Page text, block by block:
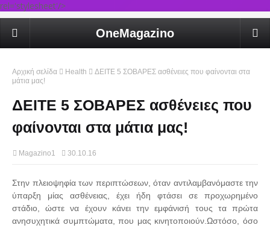
rel='stylesheet'/>
OneMagazino
Αρχική σελίδα Health
ΔΕΙΤΕ 5 ΣΟΒΑΡΕΣ ασθένειες που φαίνονται στα
μάτια μας!
ΔΕΙΤΕ 5 ΣΟΒΑΡΕΣ ασθένειες που
φαίνονται στα μάτια μας!
Magazino1 30.10.16
Στην πλειοψηφία των περιπτώσεων, όταν αντιλαμβανόμαστε την
ύπαρξη μίας ασθένειας, έχει ήδη φτάσει σε προχωρημένο
στάδιο, ώστε να έχουν κάνει την εμφάνισή τους τα πρώτα
ανησυχητικά συμπτώματα, που μας κινητοποιούν.Ωστόσο, όσο